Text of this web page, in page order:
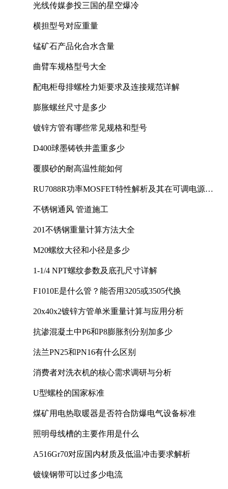
光线传媒参投三国的星空爆冷
横担型号对应重量
锰矿石产品化合水含量
曲臂车规格型号大全
配电柜母排螺栓力矩要求及连接规范详解
膨胀螺丝尺寸是多少
镀锌方管有哪些常见规格和型号
D400球墨铸铁井盖重多少
覆膜砂的耐高温性能如何
RU7088R功率MOSFET特性解析及其在可调电源设
不锈钢通风 管道施工
201不锈钢重量计算方法大全
M20螺纹大径和小径是多少
1-1/4 NPT螺纹参数及底孔尺寸详解
F1010E是什么管？能否用3205或3505代换
20x40x2镀锌方管单米重量计算与应用分析
抗渗混凝土中P6和P8膨胀剂分别加多少
法兰PN25和PN16有什么区别
消费者对洗衣机的核心需求调研与分析
U型螺栓的国家标准
煤矿用电热取暖器是否符合防爆电气设备标准
照明母线槽的主要作用是什么
A516Gr70对应国内材质及低温冲击要求解析
镀镍钢带可以过多少电流